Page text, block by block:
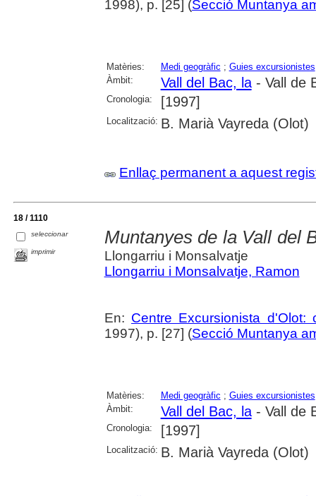
1998), p. [25] (Secció Muntanya
Matèries: Medi geogràfic ; Guies excursionistes
Àmbit:
Vall del Bac, la- Vall de
Cronologia: [1997]
Localització: B. Marià Vayreda (Olot)
Enllaç permanent a aquest
18 / 1110
seleccionar
imprimir
Muntanyes de la Vall del
Llongarriu i Monsalvatje
Llongarriu i Monsalvatje, Ramon
En: Centre Excursionista
1997), p. [27] (Secció Muntanya
Matèries: Medi geogràfic ; Guies excursionistes
Àmbit:
Vall del Bac, la- Vall de
Cronologia: [1997]
Localització: B. Marià Vayreda (Olot)